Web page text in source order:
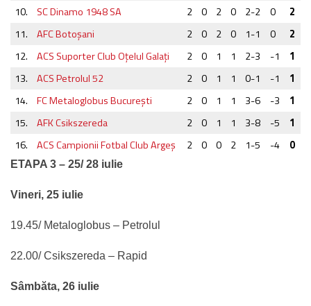
10.
SC Dinamo 1948 SA 2 0 2 0 2-2 0
2
11.
AFC Botoşani 2 0 2 0 1-1 0
2
12.
ACS Suporter Club Oţelul Galaţi 2 0 1 1 2-3 -1
1
13.
ACS Petrolul 52 2 0 1 1 0-1 -1
1
14.
FC Metaloglobus Bucureşti 2 0 1 1 3-6 -3
1
15.
AFK Csikszereda 2 0 1 1 3-8 -5
1
16.
ACS Campionii Fotbal Club Argeş 2 0 0 2 1-5 -4 0
ETAPA 3 – 25/ 28 iulie
Vineri, 25 iulie
19.45/ Metaloglobus – Petrolul
22.00/ Csikszereda – Rapid
Sâmbăta, 26 iulie